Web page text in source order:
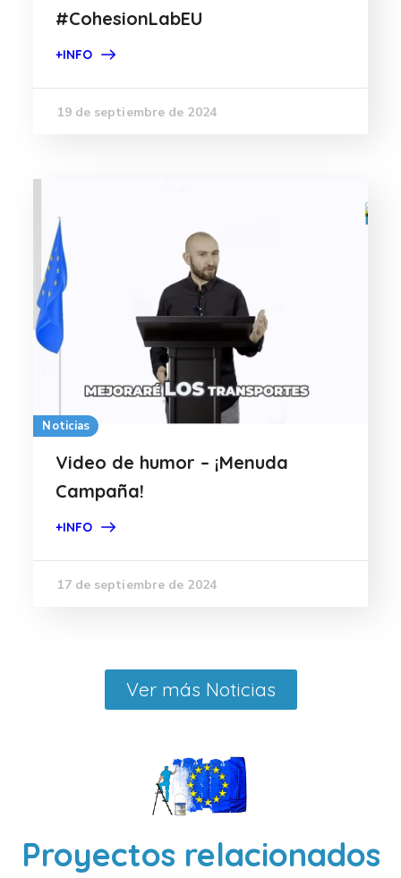
#CohesionLabEU
+INFO
19 de septiembre de 2024
Noticias
Video de humor – ¡Menuda
Campaña!
+INFO
17 de septiembre de 2024
Ver más Noticias
Proyectos relacionados